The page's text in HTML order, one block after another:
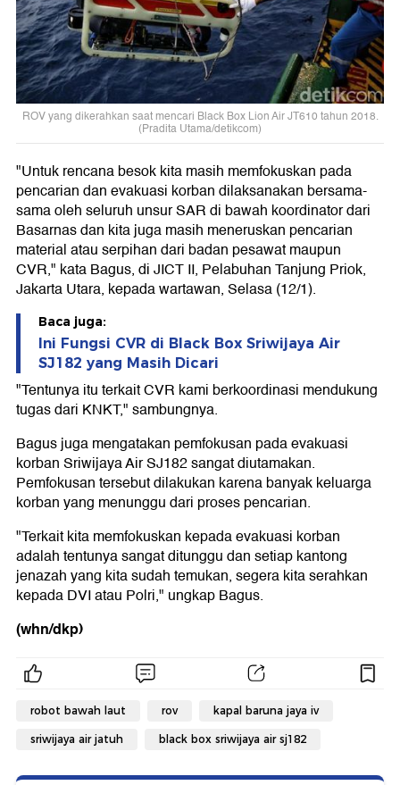
ROV yang dikerahkan saat mencari Black Box Lion Air JT610 tahun 2018.
(Pradita Utama/detikcom)
"Untuk rencana besok kita masih memfokuskan pada
pencarian dan evakuasi korban dilaksanakan bersama-
sama oleh seluruh unsur SAR di bawah koordinator dari
Basarnas dan kita juga masih meneruskan pencarian
material atau serpihan dari badan pesawat maupun
CVR," kata Bagus, di JICT II, Pelabuhan Tanjung Priok,
Jakarta Utara, kepada wartawan, Selasa (12/1).
Baca juga:
Ini Fungsi CVR di Black Box Sriwijaya Air
SJ182 yang Masih Dicari
"Tentunya itu terkait CVR kami berkoordinasi mendukung
tugas dari KNKT," sambungnya.
Bagus juga mengatakan pemfokusan pada evakuasi
korban Sriwijaya Air SJ182 sangat diutamakan.
Pemfokusan tersebut dilakukan karena banyak keluarga
korban yang menunggu dari proses pencarian.
"Terkait kita memfokuskan kepada evakuasi korban
adalah tentunya sangat ditunggu dan setiap kantong
jenazah yang kita sudah temukan, segera kita serahkan
kepada DVI atau Polri," ungkap Bagus.
(whn/dkp)
robot bawah laut rov kapal baruna jaya iv
sriwijaya air jatuh black box sriwijaya air sj182